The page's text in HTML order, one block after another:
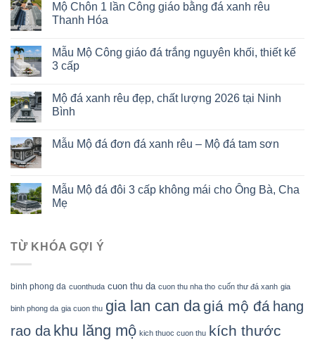
Mộ Chôn 1 lần Công giáo bằng đá xanh rêu
Thanh Hóa
Mẫu Mộ Công giáo đá trắng nguyên khối, thiết kế
3 cấp
Mộ đá xanh rêu đẹp, chất lượng 2026 tại Ninh
Bình
Mẫu Mộ đá đơn đá xanh rêu – Mộ đá tam sơn
Mẫu Mộ đá đôi 3 cấp không mái cho Ông Bà, Cha
Mẹ
TỪ KHÓA GỢI Ý
binh phong da cuonthuda cuon thu da cuon thu nha tho cuốn thư đá xanh gia
binh phong da gia cuon thu gia lan can dagiá mộ đá hang
rao da khu lăng mộ kich thuoc cuon thu kích thước